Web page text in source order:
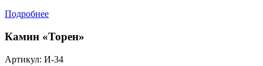
Подробнее
Камин «Торен»
Артикул: И-34